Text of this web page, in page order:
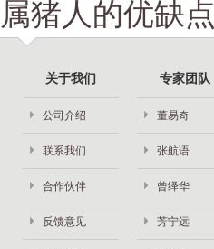
属猪人的优缺点
关于我们
公司介绍
联系我们
合作伙伴
反馈意见
专家团队
董易奇
张航语
曾绎华
芳宁远